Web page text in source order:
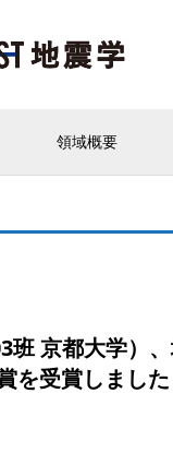
領域概要
班 京都大学）
を受賞しました